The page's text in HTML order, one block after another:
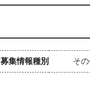
募集情報種別 そ